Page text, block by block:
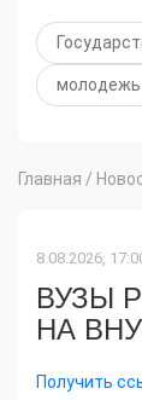
молодежь
Главная /
8.08.2026,
ВУЗЫ
НА
Получить